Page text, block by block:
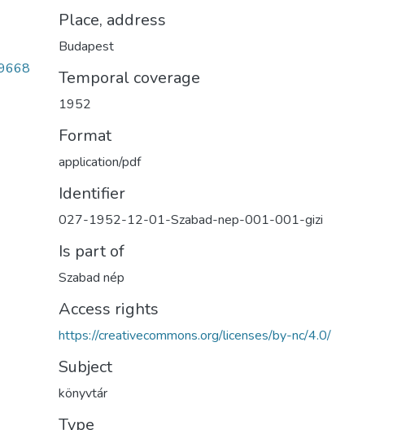
Place, address
Budapest
Temporal coverage
1952
Format
application/pdf
Identifier
027-1952-12-01-Szabad-nep-001-001-gizi
Is part of
Szabad nép
Access rights
https://creativecommons.org/licenses/by-nc/4.0/
Subject
könyvtár
Type